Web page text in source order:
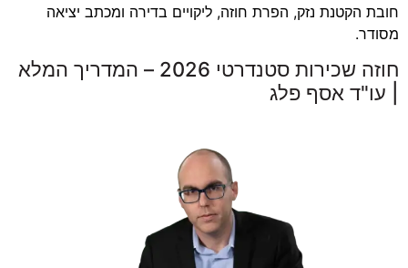
חובת הקטנת נזק, הפרת חוזה, ליקויים בדירה ומכתב יציאה
מסודר.
חוזה שכירות סטנדרטי 2026 – המדריך המלא
| עו"ד אסף פלג